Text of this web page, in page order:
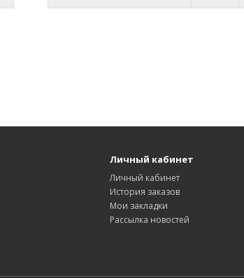
Личный кабинет
Личный кабинет
История заказов
Мои закладки
Рассылка новостей